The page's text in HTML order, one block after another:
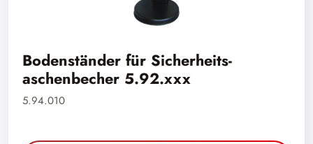
Bodenständer für Sicherheits-
aschenbecher 5.92.xxx
5.94.010